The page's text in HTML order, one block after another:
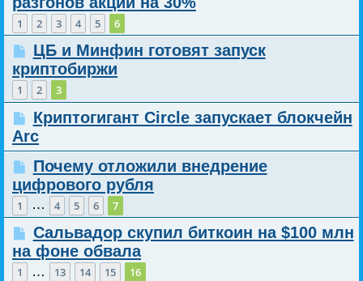
1 2 3 4 5 6
ЦБ и Минфин готовят запуск
криптобиржи
1 2 3
Криптогигант Circle запускает блокчейн
Arc
Почему отложили внедрение
цифрового рубля
1 … 4 5 6 7
Сальвадор скупил биткоин на $100 млн
на фоне обвала
1 … 13 14 15 16